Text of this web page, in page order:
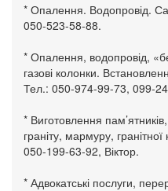
* Опалення. Водопровід.
050-523-58-88.
* Опалення, водопровід,
газові колонки.
Тел.: 050-974-99-73, 099-
* Виготовлення пам’ятників,
граніту, мармуру,
050-199-63-92, Віктор.
* Адвокатські послуги,